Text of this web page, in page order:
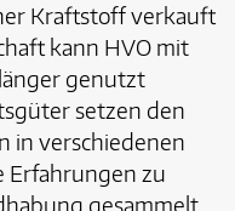
Kraftstoff verkauft
kann HVO mit
genutzt
setzen den
in verschiedenen
Erfahrungen zu
gesammelt.…